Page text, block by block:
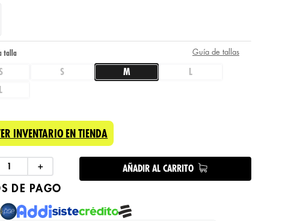
S M
L
Guía de tallas
INVENTARIO EN TIENDA
＋ AÑADIR AL CARRITO
DE PAGO